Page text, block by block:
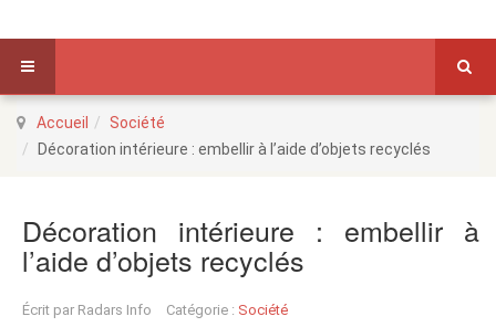
Accueil
Société
Décoration intérieure : embellir à l’aide d’objets recyclés
Décoration intérieure : embellir à
l’aide d’objets recyclés
Écrit par Radars Info Catégorie : Société